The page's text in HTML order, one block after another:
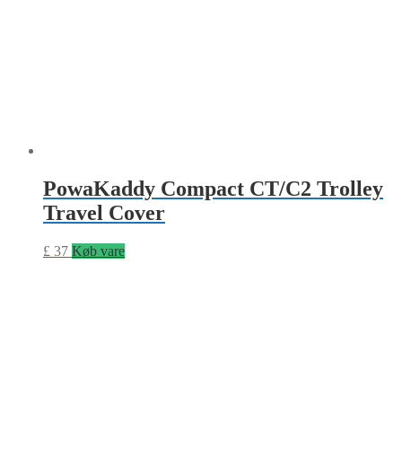
PowaKaddy Compact CT/C2 Trolley
Travel Cover
£ 37 Køb vare